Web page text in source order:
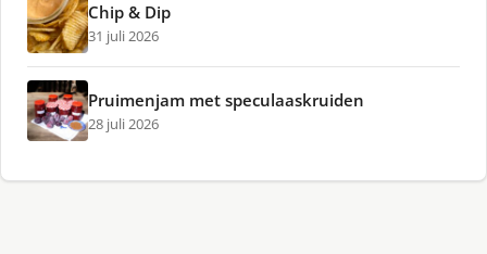
Chip & Dip
31 juli 2026
Pruimenjam met speculaaskruiden
28 juli 2026